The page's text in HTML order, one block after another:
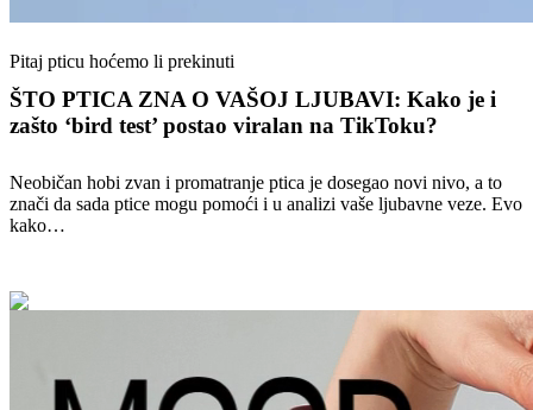
Pitaj pticu hoćemo li prekinuti
ŠTO PTICA ZNA O VAŠOJ LJUBAVI: Kako je i
zašto ‘bird test’ postao viralan na TikToku?
Neobičan hobi zvan i promatranje ptica je dosegao novi nivo, a to
znači da sada ptice mogu pomoći i u analizi vaše ljubavne veze. Evo
kako…